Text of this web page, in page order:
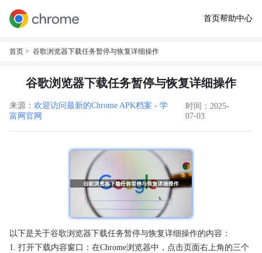
首页帮助中心
首页 > 谷歌浏览器下载任务暂停与恢复详细操作
谷歌浏览器下载任务暂停与恢复详细操作
来源： 欢迎访问最新的Chrome APK档案 - 学
富网官网
时间：2025-
07-03
以下是关于谷歌浏览器下载任务暂停与恢复详细操作的内容：
1. 打开下载内容窗口：在Chrome浏览器中，点击页面右上角的三个